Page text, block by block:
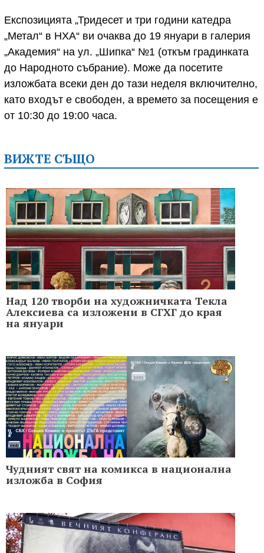
Експозицията „Тридесет и три години катедра
„Метал“ в НХА“ ви очаква до 19 януари в галерия
„Академия“ на ул. „Шипка“ №1 (откъм градинката
до Народното събрание). Може да посетите
изложбата всеки ден до тази неделя включително,
като входът е свободен, а времето за посещения е
от 10:30 до 19:00 часа.
ВИЖТЕ СЪЩО
Над 120 творби на художничката Текла
Алексиева са изложени в СГХГ до края
на януари
Чудният свят на комикса в национална
изложба в София